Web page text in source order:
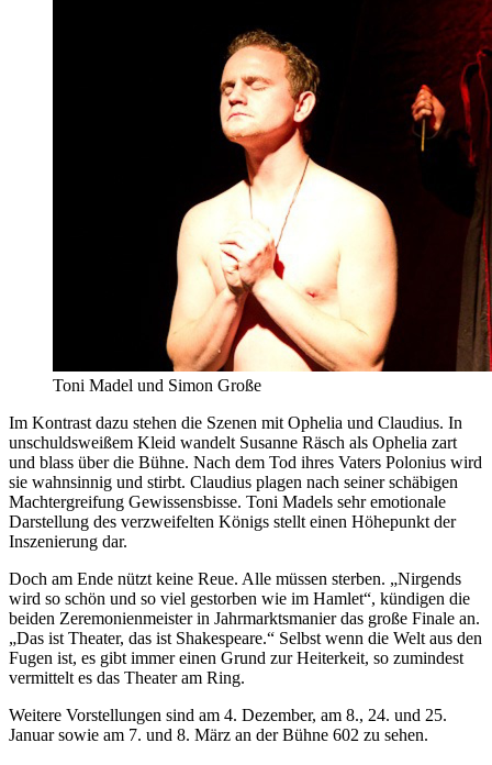
Toni Madel und Simon Große
Im Kontrast dazu stehen die Szenen mit Ophelia und Claudius. In
unschuldsweißem Kleid wandelt Susanne Räsch als Ophelia zart
und blass über die Bühne. Nach dem Tod ihres Vaters Polonius wird
sie wahnsinnig und stirbt. Claudius plagen nach seiner schäbigen
Machtergreifung Gewissensbisse. Toni Madels sehr emotionale
Darstellung des verzweifelten Königs stellt einen Höhepunkt der
Inszenierung dar.
Doch am Ende nützt keine Reue. Alle müssen sterben. „Nirgends
wird so schön und so viel gestorben wie im Hamlet“, kündigen die
beiden Zeremonienmeister in Jahrmarktsmanier das große Finale an.
„Das ist Theater, das ist Shakespeare.“ Selbst wenn die Welt aus den
Fugen ist, es gibt immer einen Grund zur Heiterkeit, so zumindest
vermittelt es das Theater am Ring.
Weitere Vorstellungen sind am 4. Dezember, am 8., 24. und 25.
Januar sowie am 7. und 8. März an der Bühne 602 zu sehen.